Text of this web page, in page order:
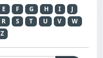
E F G H I
J
R S T U V
W
Z